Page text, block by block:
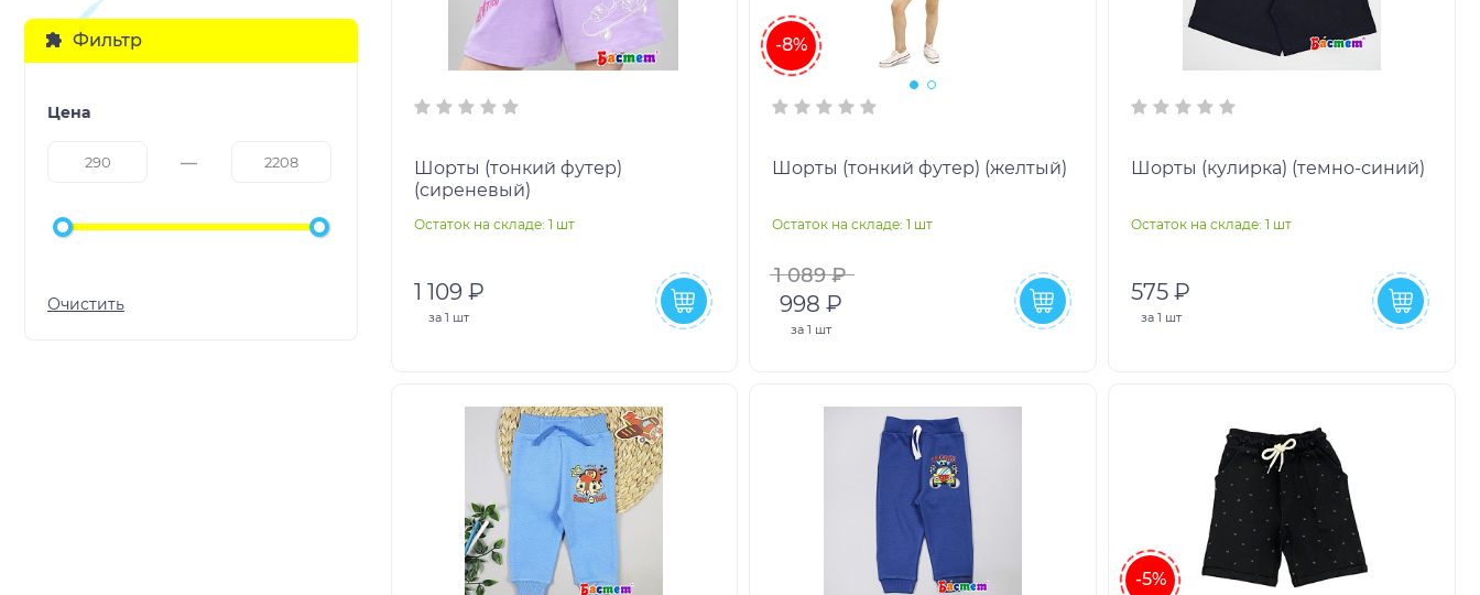
Фильтр
Цена
Шорты (тонкий футер)
(сиреневый)
Остаток на складе: 1 шт
1 109 ₽
за 1 шт
-8%
Шорты (тонкий футер) (желтый)
Остаток на складе: 1 шт
1 089 ₽
998 ₽
за 1 шт
Шорты (кулирка) (темно-синий)
Остаток на складе: 1 шт
575 ₽
за 1 шт
-5%